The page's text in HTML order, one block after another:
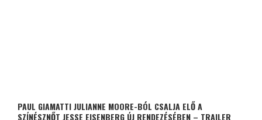
PAUL GIAMATTI JULIANNE MOORE-BÓL CSALJA ELŐ A
SZÍNÉSZNŐT JESSE EISENBERG ÚJ RENDEZÉSÉBEN – TRAILER